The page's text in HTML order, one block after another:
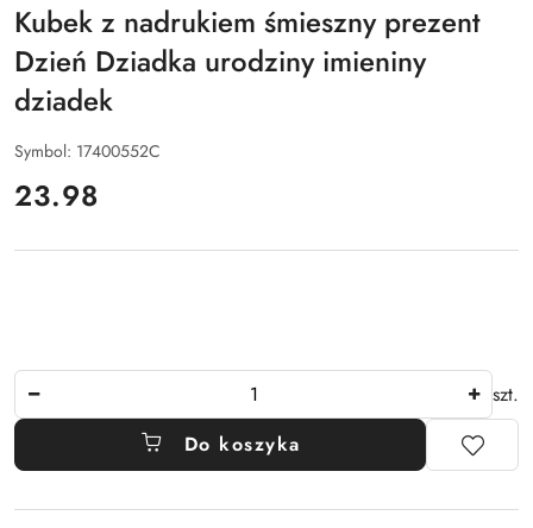
Kubek z nadrukiem śmieszny prezent
Dzień Dziadka urodziny imieniny
dziadek
Symbol: 17400552C
cena:
23.98
szt.
Do koszyka